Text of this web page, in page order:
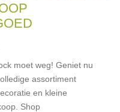
moet weg! Geniet nu
assortiment
en kleine
Shop